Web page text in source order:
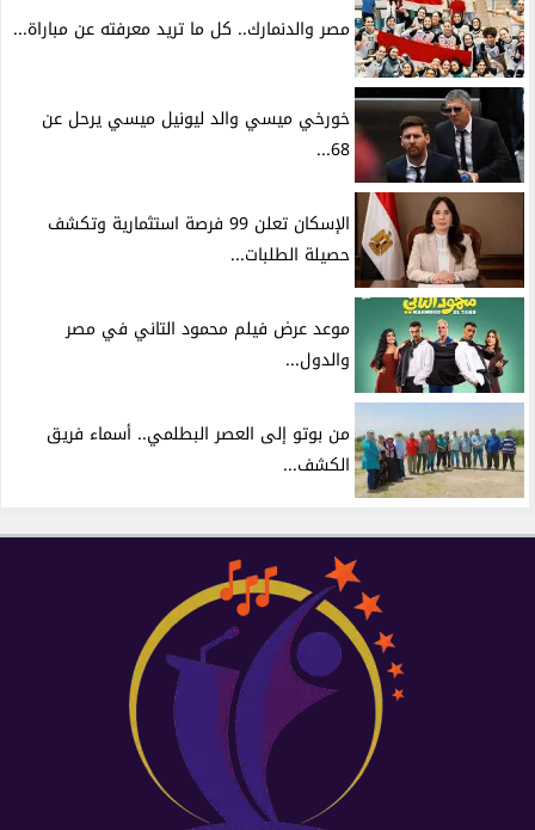
مصر والدنمارك.. كل ما تريد معرفته عن مباراة...
خورخي ميسي والد ليونيل ميسي يرحل عن
68...
الإسكان تعلن 99 فرصة استثمارية وتكشف
حصيلة الطلبات...
موعد عرض فيلم محمود التاني في مصر
والدول...
من بوتو إلى العصر البطلمي.. أسماء فريق
الكشف...